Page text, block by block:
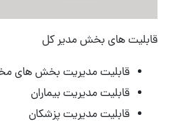
قابلیت های بخش مدیر کل
قابلیت مدیریت بخش های
قابلیت مدیریت بیماران
قابلیت مدیریت پزشکان